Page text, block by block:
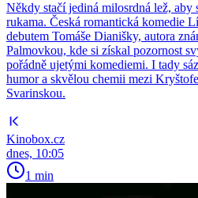
Někdy stačí jediná milosrdná lež, aby
rukama. Česká romantická komedie
debutem Tomáše Dianišky, autora
Palmovkou, kde si získal pozornost
pořádně ujetými komediemi. I tady
humor a skvělou chemii mezi
Svarinskou.
Kinobox.cz
dnes, 10:05
1 min